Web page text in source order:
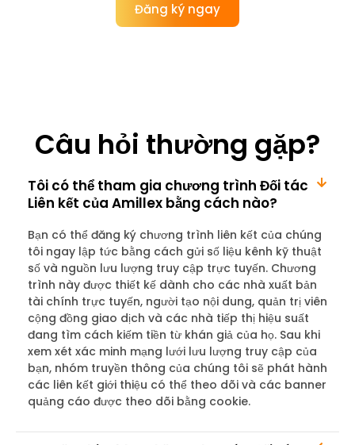
Đăng ký ngay
Câu hỏi thường gặp?
Tôi có thể tham gia chương trình Đối tác
Liên kết của Amillex bằng cách nào?
Bạn có thể đăng ký chương trình liên kết của chúng
tôi ngay lập tức bằng cách gửi số liệu kênh kỹ thuật
số và nguồn lưu lượng truy cập trực tuyến. Chương
trình này được thiết kế dành cho các nhà xuất bản
tài chính trực tuyến, người tạo nội dung, quản trị viên
cộng đồng giao dịch và các nhà tiếp thị hiệu suất
đang tìm cách kiếm tiền từ khán giả của họ. Sau khi
xem xét xác minh mạng lưới lưu lượng truy cập của
bạn, nhóm truyền thông của chúng tôi sẽ phát hành
các liên kết giới thiệu có thể theo dõi và các banner
quảng cáo được theo dõi bằng cookie.